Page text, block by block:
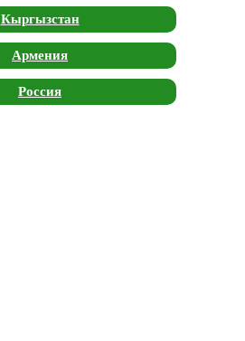
Кыргызстан
Армения
Россия